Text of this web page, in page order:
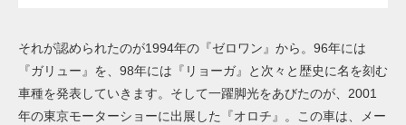
それが認められたのが1994年の『ゼロワン』から。96年には
『ガリュー』を、98年には『リョーガ』と次々と歴史に名を刻む
車種を発表していきます。そして一躍脚光をあびたのが、2001
年の東京モーターショーに出展した『オロチ』。この車は、メー